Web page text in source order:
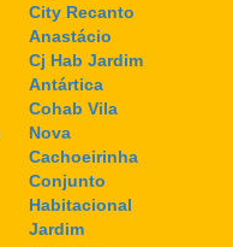
City Recanto
Anastácio
Cj Hab Jardim
Antártica
Cohab Vila
Nova
Cachoeirinha
Conjunto
Habitacional
Jardim